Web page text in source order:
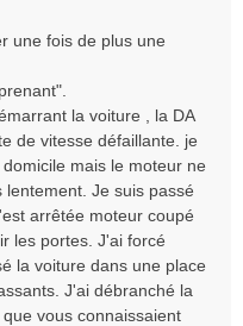
une fois de plus une
la voiture , la DA
de vitesse défaillante. je
mais le moteur ne
Je suis passé
arrêtée moteur coupé
les portes. J'ai forcé
la voiture dans une place
J'ai débranché la
vous connaissaient